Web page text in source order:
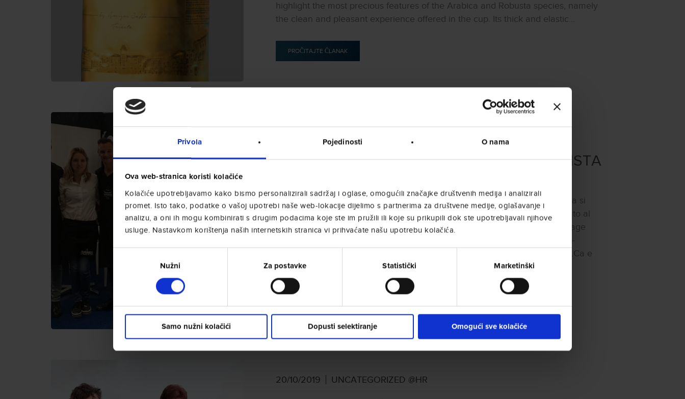
Privola Pojedinosti O nama
Ova web-stranica koristi kolačiće
Kolačiće upotrebljavamo kako bismo personalizirali sadržaj i oglase, omogućili značajke društvenih medija i analizirali
promet. Isto tako, podatke o vašoj upotrebi naše web-lokacije dijelimo s partnerima za društvene medije, oglašavanje i
analizu, a oni ih mogu kombinirati s drugim podacima koje ste im pružili ili koje su prikupili dok ste upotrebljavali njihove
usluge. Nastavkom korištenja naših internetskih stranica vi prihvaćate našu upotrebu kolačića.
Nužni Za postavke Statistički Marketinški
Samo nužni kolačići Dopusti selektiranje Omogući sve kolačiće
highlight the most precious features of the Arabica and Robusta species, namely
the clean and pleasant experience offered in the cup. Its thick and elastic…
PROČITAJTE ČLANAK
IL MINGARDI S BY AMIGOS CAFFÈ CONQUISTA
Al Bellavita Awards di Amsterdam il caffè riserva della torrefazione triestina si
aggiudica il massimo punteggio. Amigos Caffè ha recentemente partecipato al
Bellavita Expo, l’evento B2B dedicato alla promozione del food and beverage
italiano all’estero, che dal 13 al 15 gennaio si è tenuto ad Amsterdam in co-
location con Horecava, la principale fiera internazionale del settore Ho.Re.Ca e
Food Service.
20/10/2019 UNCATEGORIZED @HR